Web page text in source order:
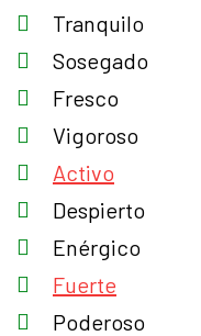
Tranquilo
Sosegado
Fresco
Vigoroso
Activo
Despierto
Enérgico
Fuerte
Poderoso